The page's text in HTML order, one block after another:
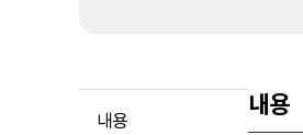
내용
내용